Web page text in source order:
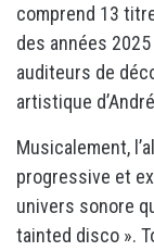
comprend 13
des années
auditeurs de
artistique
Musicalement,
progressive et
univers sonore
tainted disco ».